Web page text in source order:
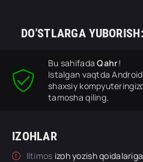
DO'STLARGA YUBORISH:
Bu sahifadaQahr!
Istalgan vaqtda
shaxsiy
tamosha qiling.
IZOHLAR
Iltimos izoh yozish qoidalariga